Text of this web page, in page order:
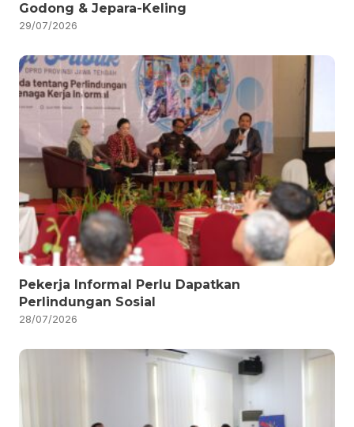
Godong & Jepara-Keling
29/07/2026
Pekerja Informal Perlu Dapatkan
Perlindungan Sosial
28/07/2026